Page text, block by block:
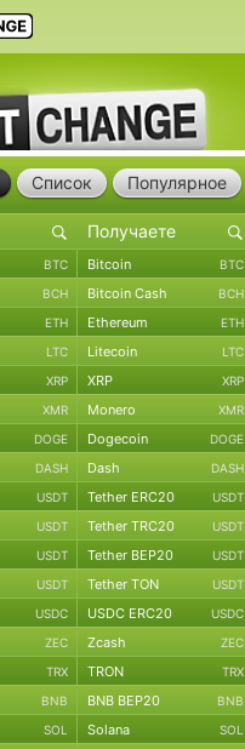
Список Популярное
BTC Bitcoin BTC
BCH Bitcoin Cash BCH
ETH Ethereum ETH
LTC Litecoin LTC
XRP XRP XRP
XMR Monero XMR
DOGE Dogecoin DOGE
DASH Dash DASH
USDT Tether ERC20 USDT
USDT Tether TRC20 USDT
USDT Tether BEP20 USDT
USDT Tether TON USDT
USDC USDC ERC20 USDC
ZEC Zcash ZEC
TRX TRON TRX
BNB BNB BEP20 BNB
SOL Solana SOL